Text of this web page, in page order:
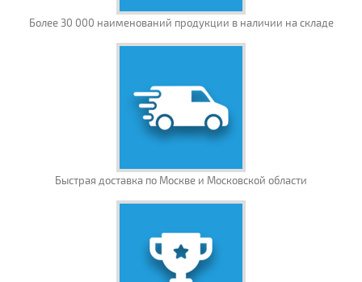
Более 30 000 наименований продукции в наличии на складе
Быстрая доставка по Москве и Московской области